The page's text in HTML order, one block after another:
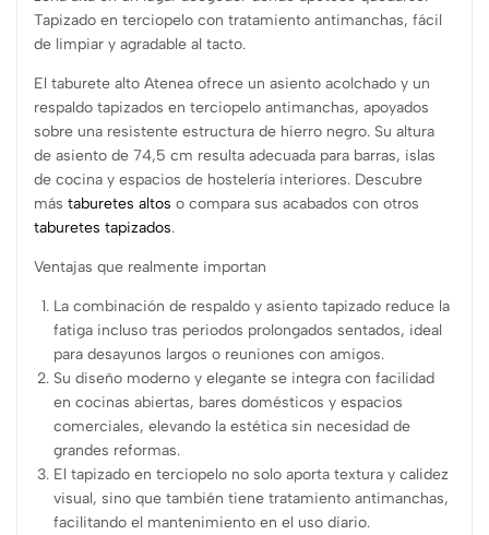
Tapizado en terciopelo con tratamiento antimanchas, fácil
de limpiar y agradable al tacto.
El taburete alto Atenea ofrece un asiento acolchado y un
respaldo tapizados en terciopelo antimanchas, apoyados
sobre una resistente estructura de hierro negro. Su altura
de asiento de 74,5 cm resulta adecuada para barras, islas
de cocina y espacios de hostelería interiores. Descubre
más taburetes altos o compara sus acabados con otros
taburetes tapizados.
Ventajas que realmente importan
La combinación de respaldo y asiento tapizado reduce la
fatiga incluso tras periodos prolongados sentados, ideal
para desayunos largos o reuniones con amigos.
Su diseño moderno y elegante se integra con facilidad
en cocinas abiertas, bares domésticos y espacios
comerciales, elevando la estética sin necesidad de
grandes reformas.
El tapizado en terciopelo no solo aporta textura y calidez
visual, sino que también tiene tratamiento antimanchas,
facilitando el mantenimiento en el uso diario.